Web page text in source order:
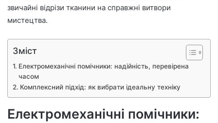
звичайні відрізи тканини на справжні витвори
мистецтва.
Зміст
Електромеханічні помічники: надійність, перевірена
часом
Комплексний підхід: як вибрати ідеальну техніку
Електромеханічні помічники: